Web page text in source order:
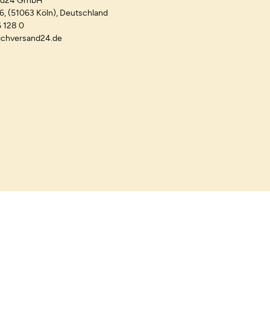
(51063 Köln), Deutschland
128 0